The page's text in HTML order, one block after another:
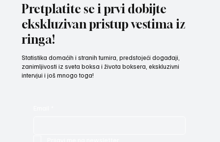
Pretplatite se i prvi dobijte
ekskluzivan pristup vestima iz
ringa!
Statistika domaćih i stranih turnira, predstojeći događaji,
zanimljivosti iz sveta boksa i života boksera, ekskluzivni
intervjui i još mnogo toga!